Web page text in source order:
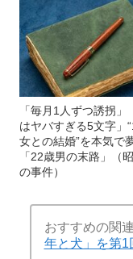
「毎月1人ずつ誘拐」
はヤバすぎる5文字」
女との結婚”を本気で
「22歳男の末路」（
の事件）
おすすめの関
年と犬」を第1